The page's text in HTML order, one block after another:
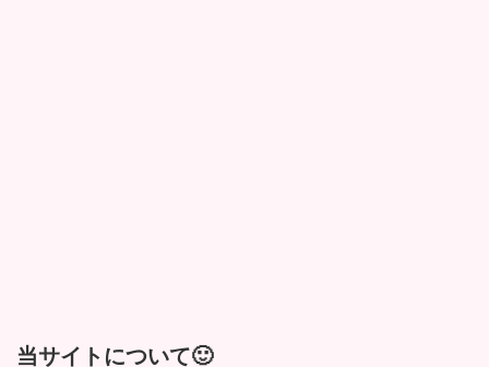
当サイトについて🙂